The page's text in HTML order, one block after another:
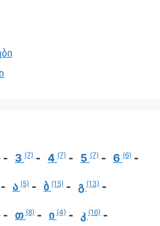
3 (7) 4 (7) 5 (7) 6 (6)
ა (5) ბ (15) გ (13)
თ (8) ი (4) კ (16)